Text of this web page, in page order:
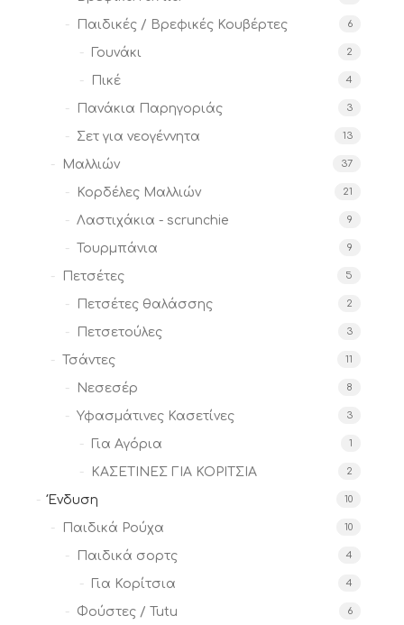
Παιδικές / Βρεφικές Κουβέρτες 6
Γουνάκι 2
Πικέ 4
Πανάκια Παρηγοριάς 3
Σετ για νεογέννητα 13
Μαλλιών 37
Κορδέλες Μαλλιών 21
Λαστιχάκια - scrunchie 9
Τουρμπάνια 9
Πετσέτες 5
Πετσέτες θαλάσσης 2
Πετσετούλες 3
Τσάντες 11
Νεσεσέρ 8
Υφασμάτινες Κασετίνες 3
Για Αγόρια 1
ΚΑΣΕΤΙΝΕΣ ΓΙΑ ΚΟΡΙΤΣΙΑ 2
Ένδυση 10
Παιδικά Ρούχα 10
Παιδικά σορτς 4
Για Κορίτσια 4
Φούστες / Tutu 6